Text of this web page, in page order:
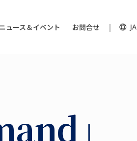
ニュース＆イベント お問合せ JA
」